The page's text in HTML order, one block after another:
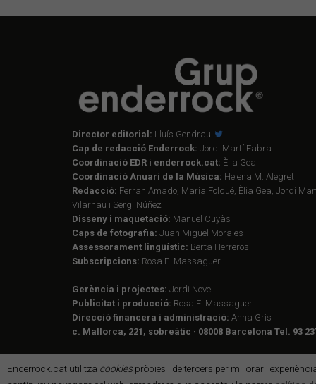
Enderrock.cat utilitza cookiespròpies i de tercers per millorar
Director editorial: Lluís Gendrau
Cap de redacció Enderrock: Jordi Martí Fabra
Coordinació EDR i enderrock.cat: Èlia Gea
Coordinació Anuari de la Música: Helena M. Alegret
Redacció: Ferran Amado, Maria Folqué, Èlia Gea, Jordi
Vilarnau i Sergi Núñez
Disseny i maquetació: Manuel Cuyàs
Caps de fotografia: Juan Miguel Morales
Assessorament lingüístic: Berta Herreros
Subscripcions: Rosa E. Massaguer
Gerència i projectes: Jordi Novell
Publicitat i producció: Rosa E. Massaguer
Direcció financera i administració: Anna Gris
c. Mallorca, 221, sobreàtic · 08008 Barcelona Tel. 93